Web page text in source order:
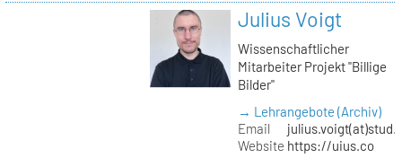
Julius Voigt
Wissenschaftlicher
Mitarbeiter Projekt "Billige
Bilder"
→ Lehrangebote (Archiv)
Email
Website https://uius.co